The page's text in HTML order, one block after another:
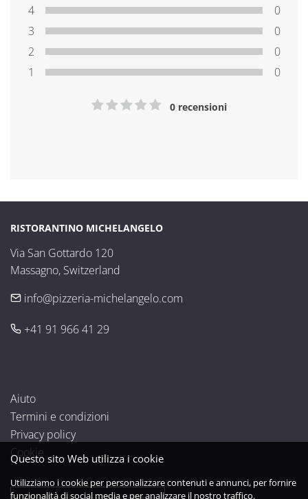
4
0
3
0
2
0
1
0
0 recensioni
RISTORANTINO MICHELANGELO
Via San Gottardo 120
Massagno, Switzerland
info@pizzeria-michelangelo.com
+41 91 966 41 29
Aiuto
Termini e condizioni
Privacy policy
Cookie
Questo sito Web utilizza i cookie
Utilizziamo i cookie per personalizzare contenuti e annunci, per fornire
funzionalità di social media e per analizzare il nostro traffico.